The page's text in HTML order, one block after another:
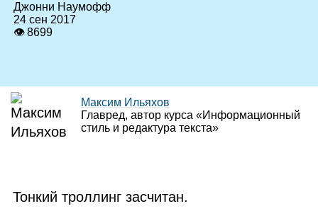
Джонни Наумофф
24 сен 2017
👁 8699
Максим Ильяхов
Главред, автор курса «Информационный
стиль и редактура текста»
Тонкий троллинг засчитан.